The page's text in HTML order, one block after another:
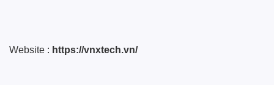
Website : https://vnxtech.vn/